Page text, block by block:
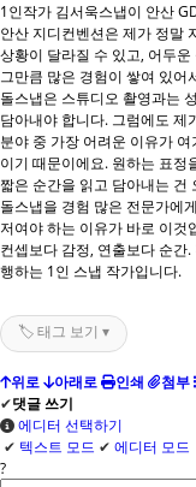
1인작가 김서욱스냅이 안산
안산 지디컨벤션은 제가 정말
상황이 달라질 수 있고, 어두
그만큼 많은 경험이 쌓여 있어
돌스냅은 스튜디오 촬영과는
담아내야 합니다. 그럼에도 제
분야 중 가장 어려운 이유가
이기 때문이에요. 원하는 표정
짧은 순간을 읽고 담아내는 건
돌스냅을 경험 많은 전문가에
저여야 하는 이유가 바로 이것
컨셉보다 감정, 연출보다 순간
행하는 1인 스냅 작가입니다.
🏷️ 태그 보기 ▾
위로 아래로 인쇄 첨부
✔댓글 쓰기
에디터 선택하기
✔ 텍스트 모드 ✔ 에디터 모드
?